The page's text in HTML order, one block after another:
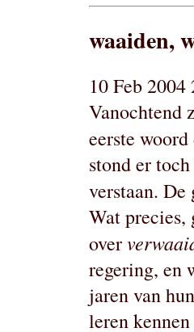
waaiden,
10 Feb 2004
Vanochtend
eerste
stond er
verstaan.
Wat precies,
over
regering, en
jaren van
leren